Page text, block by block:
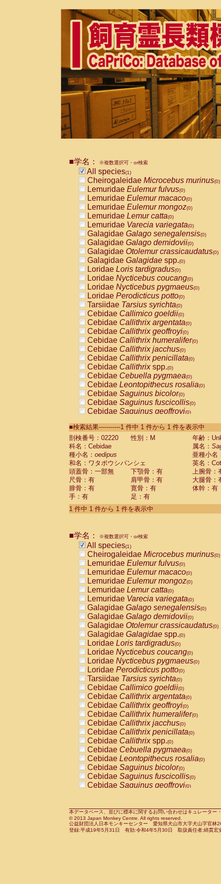
■学名： ※複数選択可・or検索
All species(1)
Cheirogaleidae Microcebus murinus(0)
Lemuridae Eulemur fulvus(0)
Lemuridae Eulemur macaco(0)
Lemuridae Eulemur mongoz(0)
Lemuridae Lemur catta(0)
Lemuridae Varecia variegata(0)
Galagidae Galago senegalensis(0)
Galagidae Galago demidovii(0)
Galagidae Otolemur crassicaudatus(0)
Galagidae Galagidae spp.(0)
Loridae Loris tardigradus(0)
Loridae Nycticebus coucang(0)
Loridae Nycticebus pygmaeus(0)
Loridae Perodicticus potto(0)
Tarsiidae Tarsius syrichta(0)
Cebidae Callimico goeldii(0)
Cebidae Callithrix argentata(0)
Cebidae Callithrix geoffroyi(0)
Cebidae Callithrix humeralifer(0)
Cebidae Callithrix jacchus(0)
Cebidae Callithrix penicillata(0)
Cebidae Callithrixspp.(0)
Cebidae Cebuella pygmaea(0)
Cebidae Leontopithecus rosalia(0)
Cebidae Saguinus bicolor(0)
Cebidae Saguinus fuscicollis(0)
Cebidae Saguinus geoffroyi(0)
CebidaeSaguinus labiatus(0)
Cebidae Saguinus leucopus (0)
Cebidae
Cebidae
CebidaeSaguinus nigricollis (0)
Cebidae Saguinus oedipus
Cebidae Saguinus weddelli
Cebidae Saguinusspp.
Cebidae Aotus trivirgatus
Cebidae Cebus albifrons
CebidaeCebus nigrivittatus
CebidaeCebus
CebidaeSaimiri boliviensis(0)
CebidaeSaimiri sciureus(0)
AtelidaeAlouatta caraya(0)
AtelidaeAlouatta fusca(0)
AtelidaeAlouatta seniculus
AtelidaeAlouattaspp.(0)
AtelidaeAteles belzebuth(0)
AtelidaeAteles geoffroyi(0)
AtelidaeAteles paniscus(0)
AtelidaeAtelesspp.(0)
Atelidae Lagothrix lagothricha
AtelidaeLagothrix lagothricha cana
PitheciidaeCacajao calvus
PitheciidaeCallicebus cupreus
PitheciidaeCallicebus donacophilus
PitheciidaeCallicebus moloch
PitheciidaeCallicebus torquatus
PitheciidaeCallicebusspp.(0)
PitheciidaeChiropotes satanas(0)
PitheciidaePithecia monachus
PitheciidaePithecia pithecia(0)
CercopithecidaeCercocebus agilis
CercopithecidaeCercocebus
CercopithecidaeCercocebus
CercopithecidaeCercocebus
CercopithecidaeCercocebus
CercopithecidaeCercocebushybrid
CercopithecidaePapio anubis(0)
CercopithecidaePapio cynocephalus
CercopithecidaePapio hamadryas(0)
■検索結果-----------1 件中 1 件から 1 件を表示中
剖検番号：02220
性別：M
年齢：
科名：Cebidae
属名：
種小名： oedipus
亜種小名
和名：ワタボウシパンシェ
英名：
頭蓋骨：一部無
下顎骨：有
上腕骨：
尺骨：有
肩甲骨：有
大腿骨：
腓骨：有
寛骨：有
体幹：有
手：有
足：有
1 件中 1 件から 1 件を表示中
■学名： ※複数選択可・or検索
All species(1)
Cheirogaleidae Microcebus murinus(0)
Lemuridae Eulemur fulvus(0)
Lemuridae Eulemur macaco(0)
Lemuridae Eulemur mongoz(0)
Lemuridae Lemur catta(0)
Lemuridae Varecia variegata(0)
Galagidae Galago senegalensis(0)
Galagidae Galago demidovii(0)
Galagidae Otolemur crassicaudatus(0)
Galagidae Galagidae spp.(0)
Loridae Loris tardigradus(0)
Loridae Nycticebus coucang(0)
Loridae Nycticebus pygmaeus(0)
Loridae Perodicticus potto(0)
Tarsiidae Tarsius syrichta(0)
Cebidae Callimico goeldii(0)
Cebidae Callithrix argentata(0)
Cebidae Callithrix geoffroyi(0)
Cebidae Callithrix humeralifer(0)
Cebidae Callithrix jacchus(0)
Cebidae Callithrix penicillata(0)
Cebidae Callithrixspp.(0)
Cebidae Cebuella pygmaea(0)
Cebidae Leontopithecus rosalia(0)
Cebidae Saguinus bicolor(0)
Cebidae Saguinus fuscicollis(0)
Cebidae Saguinus geoffroyi(0)
CebidaeSaguinus leucopus(0)
CebidaeSaguinus midas(0)
Cebidae Saguinus mystax(0)
本データベース、並びに標本に関するお問い合わせはキュレータ
© 2013 Japan Monkey Centre. All rights reserved.
公益財団法人日本モンキーセンター 愛知県犬山市大字犬山字官
登録:平成19年5月31日 有効:令和4年5月30日 取扱責任者:綿貫宏